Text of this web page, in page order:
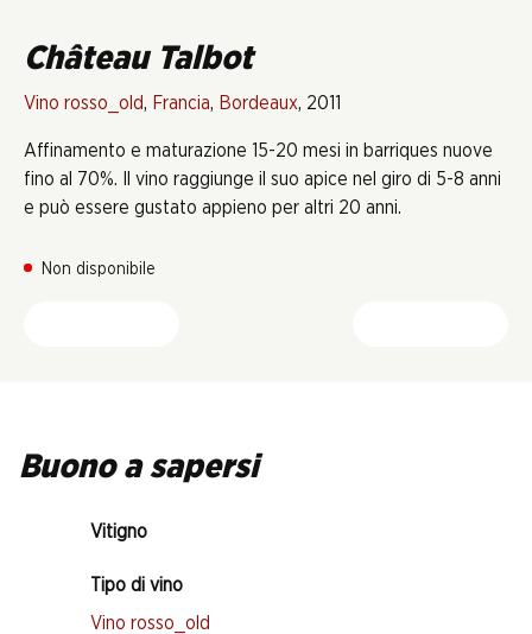
Château Talbot
Vino rosso_old, Francia, Bordeaux, 2011
Affinamento e maturazione 15-20 mesi in barriques nuove
fino al 70%. Il vino raggiunge il suo apice nel giro di 5-8 anni
e può essere gustato appieno per altri 20 anni.
Non disponibile
Buono a sapersi
Vitigno
Tipo di vino
Vino rosso_old